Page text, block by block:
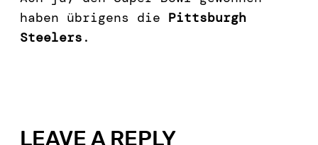
haben übrigens die Pittsburgh
Steelers .
LEAVE A REPLY